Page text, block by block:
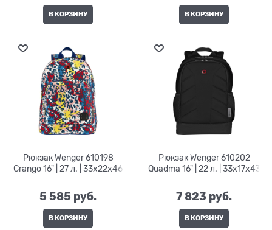
В КОРЗИНУ В КОРЗИНУ
Рюкзак Wenger 610198
Crango 16" | 27 л. | 33x22x46
5 585 руб.
В КОРЗИНУ
Рюкзак Wenger 610202
Quadma 16" | 22 л. | 33x17x43
7 823 руб.
В КОРЗИНУ